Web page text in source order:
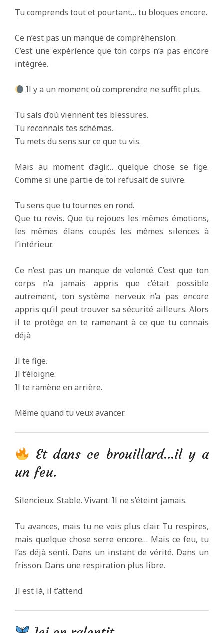
Tu comprends tout et pourtant… tu bloques encore.
Ce n’est pas un manque de compréhension.
C’est une expérience que ton corps n’a pas encore
intégrée.
Il y a un moment où comprendre ne suffit plus.
Tu sais d’où viennent tes blessures.
Tu reconnais tes schémas.
Tu mets du sens sur ce que tu vis.
Mais au moment d’agir… quelque chose se fige.
Comme si une partie de toi refusait de suivre.
Tu sens que tu tournes en rond.
Que tu revis. Que tu rejoues les mêmes émotions,
les mêmes élans coupés les mêmes silences à
l’intérieur.
Ce n’est pas un manque de volonté. C’est que ton
corps n’a jamais appris que c’était possible
autrement, ton système nerveux n’a pas encore
appris qu’il peut trouver sa sécurité ailleurs. Alors
il te protège en te ramenant à ce que tu connais
déjà
Il te fige.
Il t’éloigne.
Il te ramène en arrière.
Même quand tu veux avancer.
Et dans ce brouillard…il y a
un feu.
Silencieux. Stable. Vivant. Il ne s’éteint jamais.
Tu avances, mais tu ne vois plus clair. Tu respires,
mais quelque chose serre encore… Mais ce feu, tu
l’as déjà senti. Dans un instant de vérité. Dans un
frisson. Dans une respiration plus libre.
Il est là, il t’attend.